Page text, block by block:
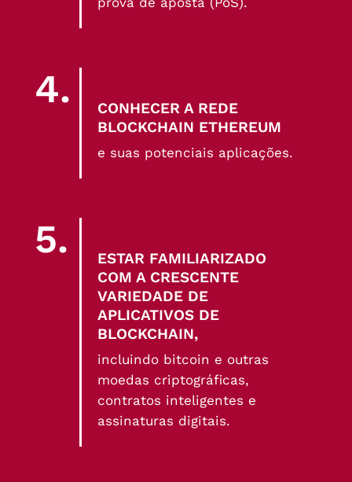
4.
CONHECER A REDE
BLOCKCHAIN ETHEREUM
e suas potenciais aplicações.
5.
ESTAR FAMILIARIZADO
COM A CRESCENTE
VARIEDADE DE
APLICATIVOS DE
BLOCKCHAIN,
incluindo bitcoin e outras
moedas criptográficas,
contratos inteligentes e
assinaturas digitais.